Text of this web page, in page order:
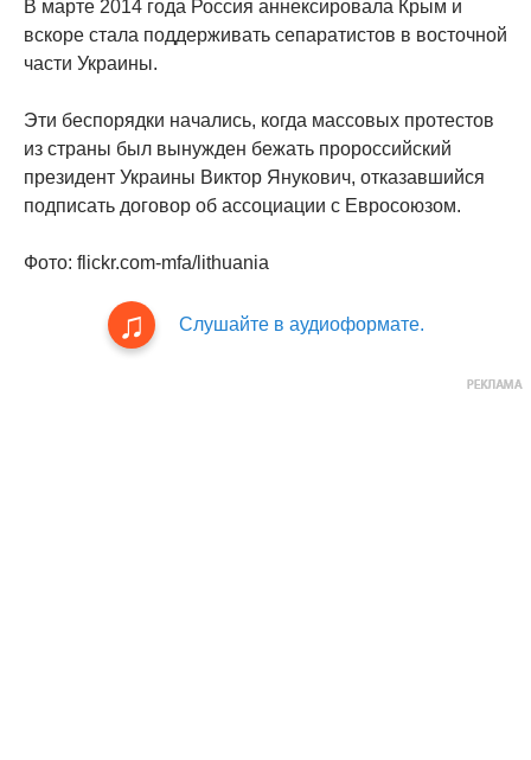
В марте 2014 года Россия аннексировала Крым и
вскоре стала поддерживать сепаратистов в восточной
части Украины.
Эти беспорядки начались, когда массовых протестов
из страны был вынужден бежать пророссийский
президент Украины Виктор Янукович, отказавшийся
подписать договор об ассоциации с Евросоюзом.
Фото: flickr.com-mfa/lithuania
Слушайте в аудиоформате.